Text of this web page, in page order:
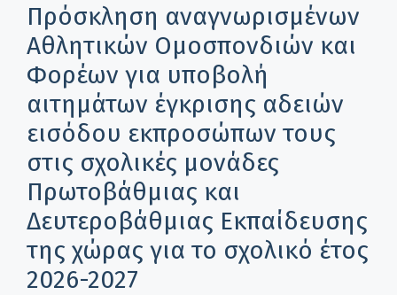
Πρόσκληση αναγνωρισμένων
Αθλητικών Ομοσπονδιών και
Φορέων για υποβολή
αιτημάτων έγκρισης αδειών
εισόδου εκπροσώπων τους
στις σχολικές μονάδες
Πρωτοβάθμιας και
Δευτεροβάθμιας Εκπαίδευσης
της χώρας για το σχολικό έτος
2026-2027